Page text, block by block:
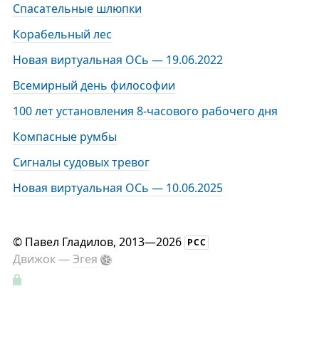
Спасательные шлюпки
Корабельный лес
Новая виртуальная ОСь — 19.06.2022
Всемирный день философии
100 лет установления 8-часового рабочего дня
Компасные румбы
Сигналы судовых тревог
Новая виртуальная ОСь — 10.06.2025
© Павел Гладилов, 2013—2026 РСС
Движок —Эгея